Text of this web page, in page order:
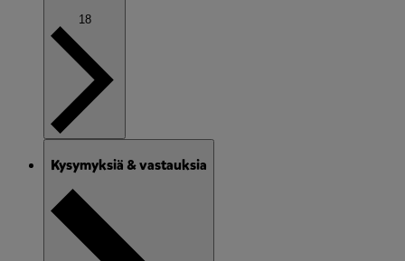
18
Kysymyksiä & vastauksia